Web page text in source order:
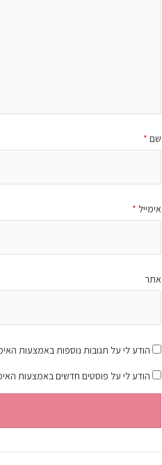
שם *
אימייל *
אתר
הודע לי על תגובות נוספות באמצעות
הודע לי על פוסטים חדשים באמצעות